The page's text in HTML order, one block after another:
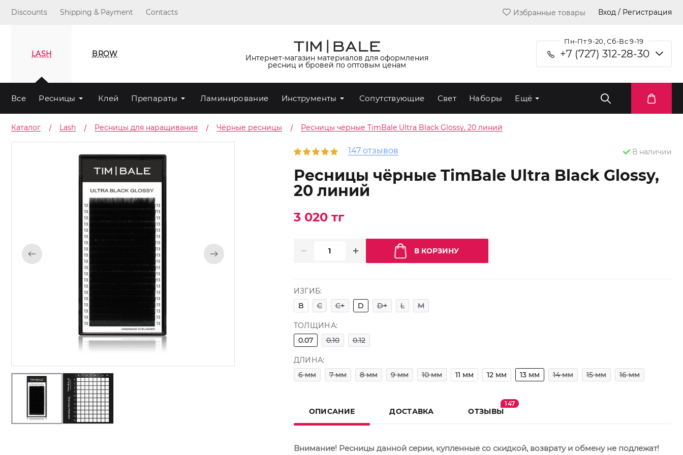
Discounts Shipping & Payment Contacts Избранные товары Вход / Регистрация
LASH BROW Интернет-магазин материалов для оформления
ресниц и бровей по оптовым ценам
Пн-Пт 9-20, Сб-Вс 9-19
+7 (727) 312-28-30
Все Ресницы Клей Препараты Ламинирование Инструменты Сопутствующие Свет Наборы Ещё
Каталог Lash Ресницы для наращивания Чёрные ресницы Ресницы чёрные TimBale Ultra Black Glossy, 20 линий
147 отзывов В наличии
Ресницы чёрные TimBale Ultra Black Glossy,
20 линий
3 020 тг
В КОРЗИНУ
ИЗГИБ:
B
C C+ D D+ L M
ТОЛЩИНА:
0.07
0.10 0.12
ДЛИНА:
6 мм
7 мм 8 мм 9 мм 10 мм 11 мм 12 мм 13 мм 14 мм 15 мм 16 мм
ОПИСАНИЕ ДОСТАВКА ОТЗЫВЫ
147
Внимание! Ресницы данной серии, купленные со скидкой, возврату и обмену не подлежат!